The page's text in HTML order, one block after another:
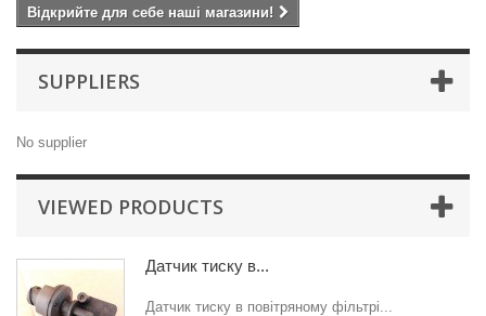
Відкрийте для себе наші магазини!
SUPPLIERS
No supplier
VIEWED PRODUCTS
Датчик тиску в...
Датчик тиску в повітряному фільтрі...